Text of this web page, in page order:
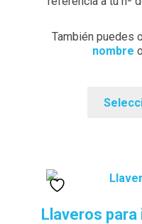
También puedes
nombre o
Llaveros para